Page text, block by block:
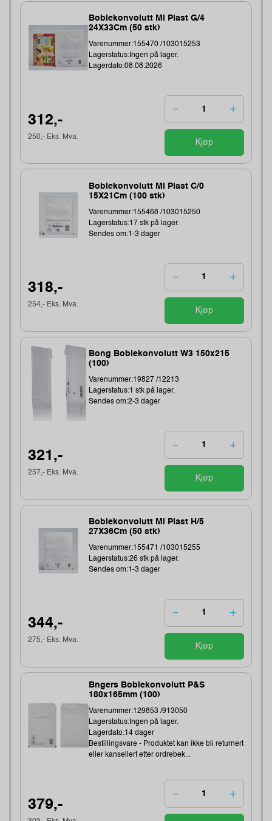
Boblekonvolutt Ml Plast G/4
24X33Cm (50 stk)
Varenummer:155470 /103015253
Lagerstatus:Ingen på lager.
Lagerdato:08.08.2026
312,-
250,- Eks. Mva.
Kjøp
Boblekonvolutt Ml Plast C/0
15X21Cm (100 stk)
Varenummer:155468 /103015250
Lagerstatus:17 stk på lager.
Sendes om:1-3 dager
318,-
254,- Eks. Mva.
Kjøp
Bong Boblekonvolutt W3 150x215
(100)
Varenummer:19827 /12213
Lagerstatus:1 stk på lager.
Sendes om:2-3 dager
321,-
257,- Eks. Mva.
Kjøp
Boblekonvolutt Ml Plast H/5
27X36Cm (50 stk)
Varenummer:155471 /103015255
Lagerstatus:26 stk på lager.
Sendes om:1-3 dager
344,-
275,- Eks. Mva.
Kjøp
Bngers Boblekonvolutt P&S
180x165mm (100)
Varenummer:129853 /913050
Lagerstatus:Ingen på lager.
Lagerdato:14 dager
Bestillingsvare - Produktet kan ikke bli returnert
eller kansellert etter ordrebek...
379,-